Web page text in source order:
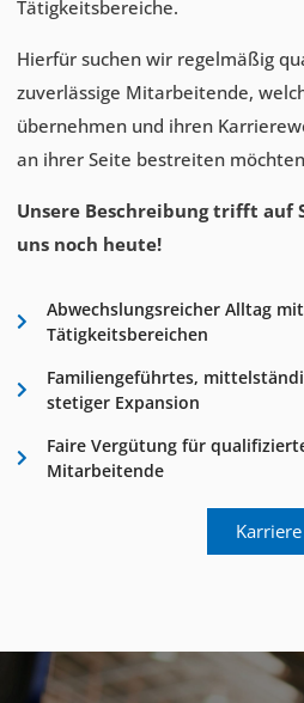
Tätigkeitsbereiche.
Hierfür suchen wir regelmäßig
zuverlässige Mitarbeitende,
übernehmen und ihren
an ihrer Seite bestreiten
Unsere Beschreibung trifft auf
uns noch heute!
Abwechslungsreicher Alltag
Tätigkeitsbereichen
Familiengeführtes,
stetiger Expansion
Faire Vergütung für
Mitarbeitende
Karriere